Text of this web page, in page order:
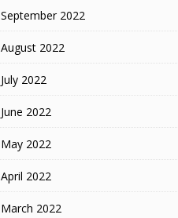
September 2022
August 2022
July 2022
June 2022
May 2022
April 2022
March 2022